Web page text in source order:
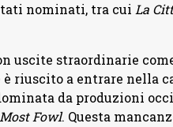
nominati, tra cui La
uscite straordinarie
è riuscito a entrare nella
da produzioni
Fowl. Questa